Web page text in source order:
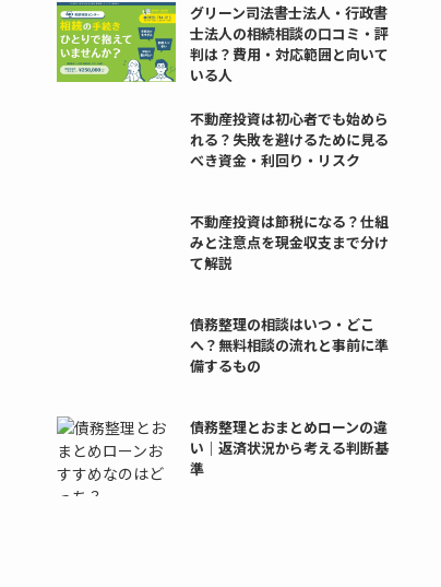
グリーン司法書士法人・行政書
士法人の相続相談の口コミ・評
判は？費用・対応範囲と向いて
いる人
不動産投資は初心者でも始めら
れる？失敗を避けるために見る
べき資金・利回り・リスク
不動産投資は節税になる？仕組
みと注意点を現金収支まで分け
て解説
債務整理の相談はいつ・どこ
へ？無料相談の流れと事前に準
備するもの
債務整理とおまとめローンの違
い｜返済状況から考える判断基
準